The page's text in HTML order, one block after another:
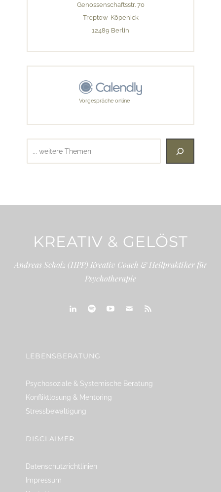
Genossenschaftsstr. 70
Treptow-Köpenick
12489 Berlin
Vorgespräche online
KREATIV & GELÖST
Andreas Scholz (HPP) Kreativ Coach & Heilpraktiker für
Psychotherapie
LEBENSBERATUNG
Psychosoziale & Systemische Beratung
Konfliktlösung & Mentoring
Stressbewältigung
DISCLAIMER
Datenschutzrichtlinien
Impressum